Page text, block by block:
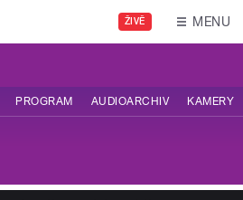
ŽIVĚ MENU
PROGRAM AUDIOARCHIV KAMERY